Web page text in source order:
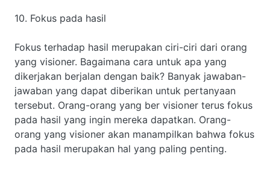
10. Fokus pada hasil
Fokus terhadap hasil merupakan ciri-ciri dari orang
yang visioner. Bagaimana cara untuk apa yang
dikerjakan berjalan dengan baik? Banyak jawaban-
jawaban yang dapat diberikan untuk pertanyaan
tersebut. Orang-orang yang ber visioner terus fokus
pada hasil yang ingin mereka dapatkan. Orang-
orang yang visioner akan manampilkan bahwa fokus
pada hasil merupakan hal yang paling penting.